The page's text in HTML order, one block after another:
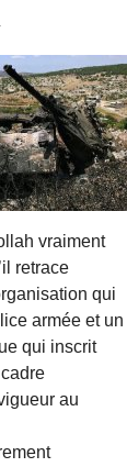
vraiment
retrace
qui
armée et un
qui inscrit
au